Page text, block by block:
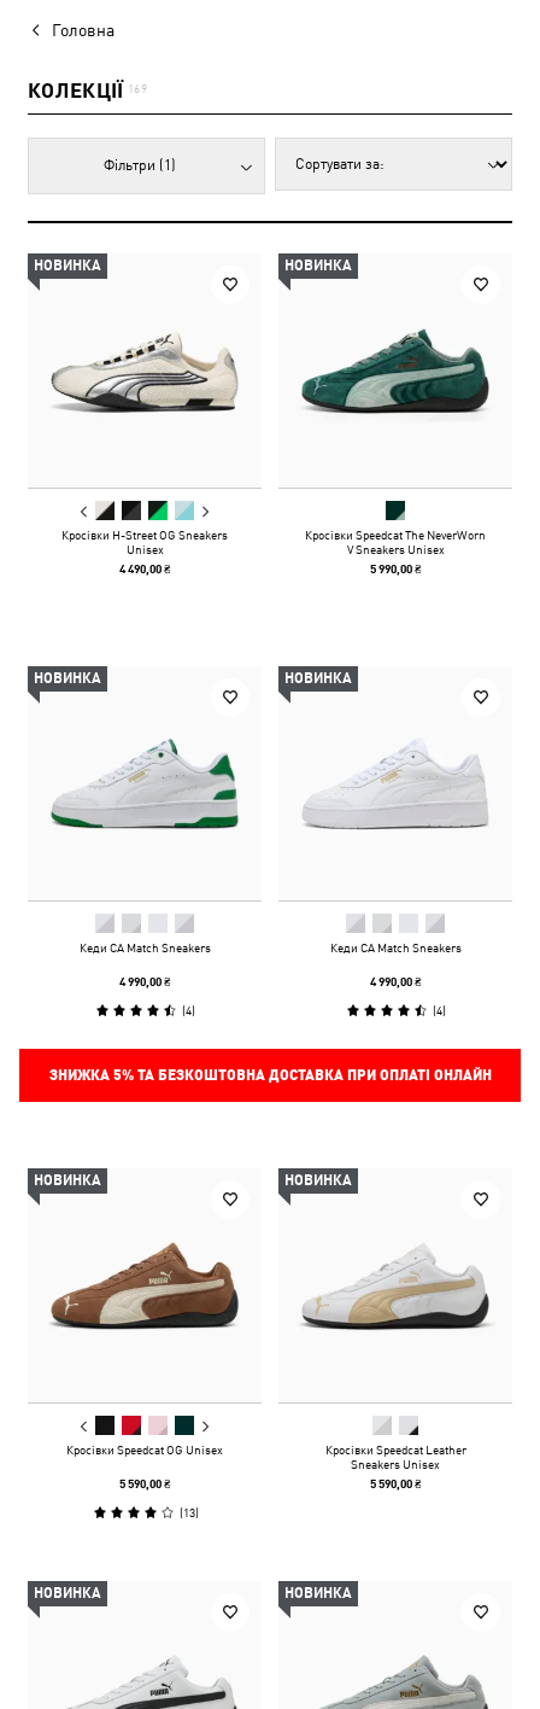
Головна
КОЛЕКЦІЇ 169
Фільтри (1)
НОВИНКА
Кросівки H-Street OG Sneakers
Unisex
4 490,00 ₴
НОВИНКА
Кросівки Speedcat The NeverWorn
V Sneakers Unisex
5 990,00 ₴
НОВИНКА
Кеди CA Match Sneakers
4 990,00 ₴
(4)
НОВИНКА
Кеди CA Match Sneakers
4 990,00 ₴
(4)
ЗНИЖКА 5%ТА БЕЗКОШТОВНА ДОСТАВКА ПРИ ОПЛАТІ ОНЛАЙН
НОВИНКА
Кросівки Speedcat OG Unisex
5 590,00 ₴
(13)
НОВИНКА
Кросівки Speedcat Leather
Sneakers Unisex
5 590,00 ₴
НОВИНКА НОВИНКА